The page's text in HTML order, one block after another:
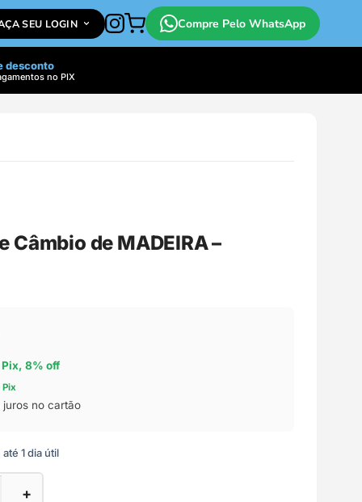
SEU LOGIN Compre Pelo WhatsApp
desconto
no PIX
Câmbio de MADEIRA –
8% off
Pix
juros no cartão
1 dia útil
+